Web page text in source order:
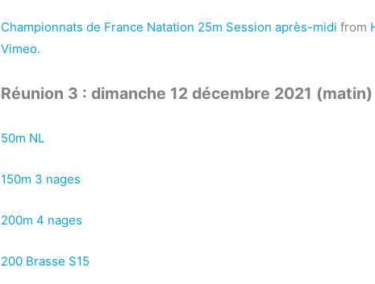
Championnats de France Natation 25m Session après-midi from
Vimeo.
Réunion 3 : dimanche 12 décembre 2021 (matin)
50m NL
150m 3 nages
200m 4 nages
200 Brasse S15